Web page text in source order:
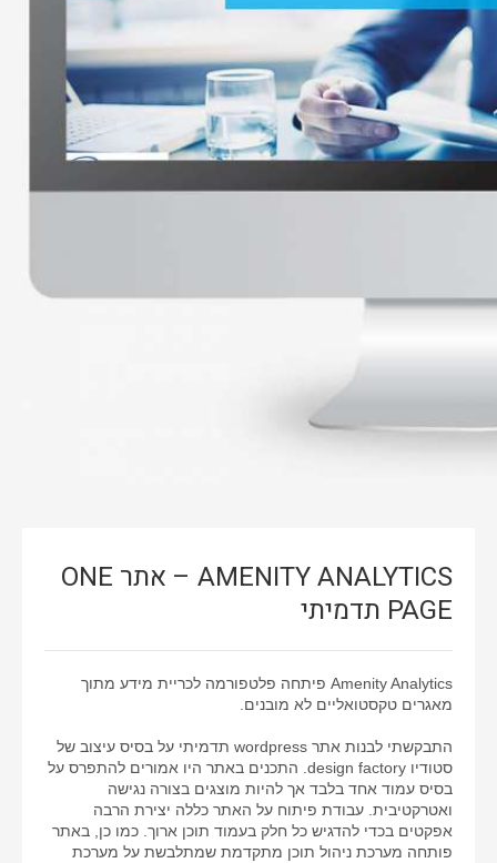
AMENITY ANALYTICS – אתר ONE
PAGE תדמיתי
Amenity Analytics פיתחה פלטפורמה לכריית מידע מתוך
מאגרים טקסטואליים לא מובנים.
התבקשתי לבנות אתר wordpress תדמיתי על בסיס עיצוב של
סטודיו design factory. התכנים באתר היו אמורים להתפרס על
בסיס עמוד אחד בלבד אך להיות מוצגים בצורה נגישה
ואטרקטיבית. עבודת פיתוח על האתר כללה יצירת הרבה
אפקטים בכדי להדגיש כל חלק בעמוד תוכן ארוך. כמו כן, באתר
פותחה מערכת ניהול תוכן מתקדמת שמתלבשת על מערכת